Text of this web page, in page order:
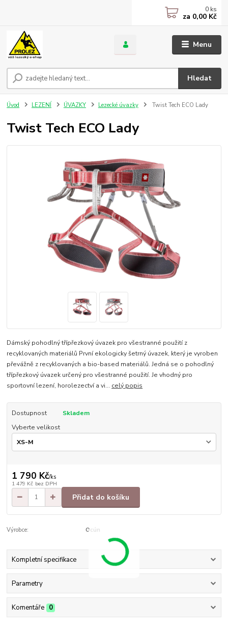
Menu
Hledat
0 ks
za 0,00 Kč
Úvod LEZENÍ ÚVAZKY Lezecké úvazky Twist Tech ECO Lady
Twist Tech ECO Lady
Dámský pohodlný třípřezkový úvazek pro všestranné použití z
recyklovaných materiálů První ekologicky šetrný úvazek, který je vyroben
převážně z recyklovaných a bio-based materiálů. Jedná se o pohodlný
třípřezkový úvazek určený pro všestranné použití. Je vhodný pro
sportovní lezení, horolezectví a vi... celý popis
Dostupnost
Skladem
Vyberte velikost
1 790 Kč/ks
1 479 Kč bez DPH
Přidat do košíku
Výrobce: Ocún
Kompletní specifikace
Parametry
Komentáře 0